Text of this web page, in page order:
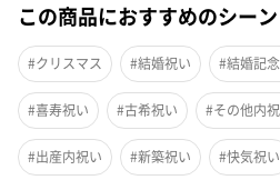
人気キャラクターがモダンなラ
大人のキャラクターギフト。
この商品におすすめのシーン
#クリスマス #結婚祝い #結婚記
#喜寿祝い #古希祝い #その他内
#出産内祝い #新築祝い #快気祝い